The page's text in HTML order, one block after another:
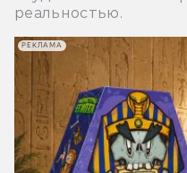
реальностью.
РЕКЛАМА